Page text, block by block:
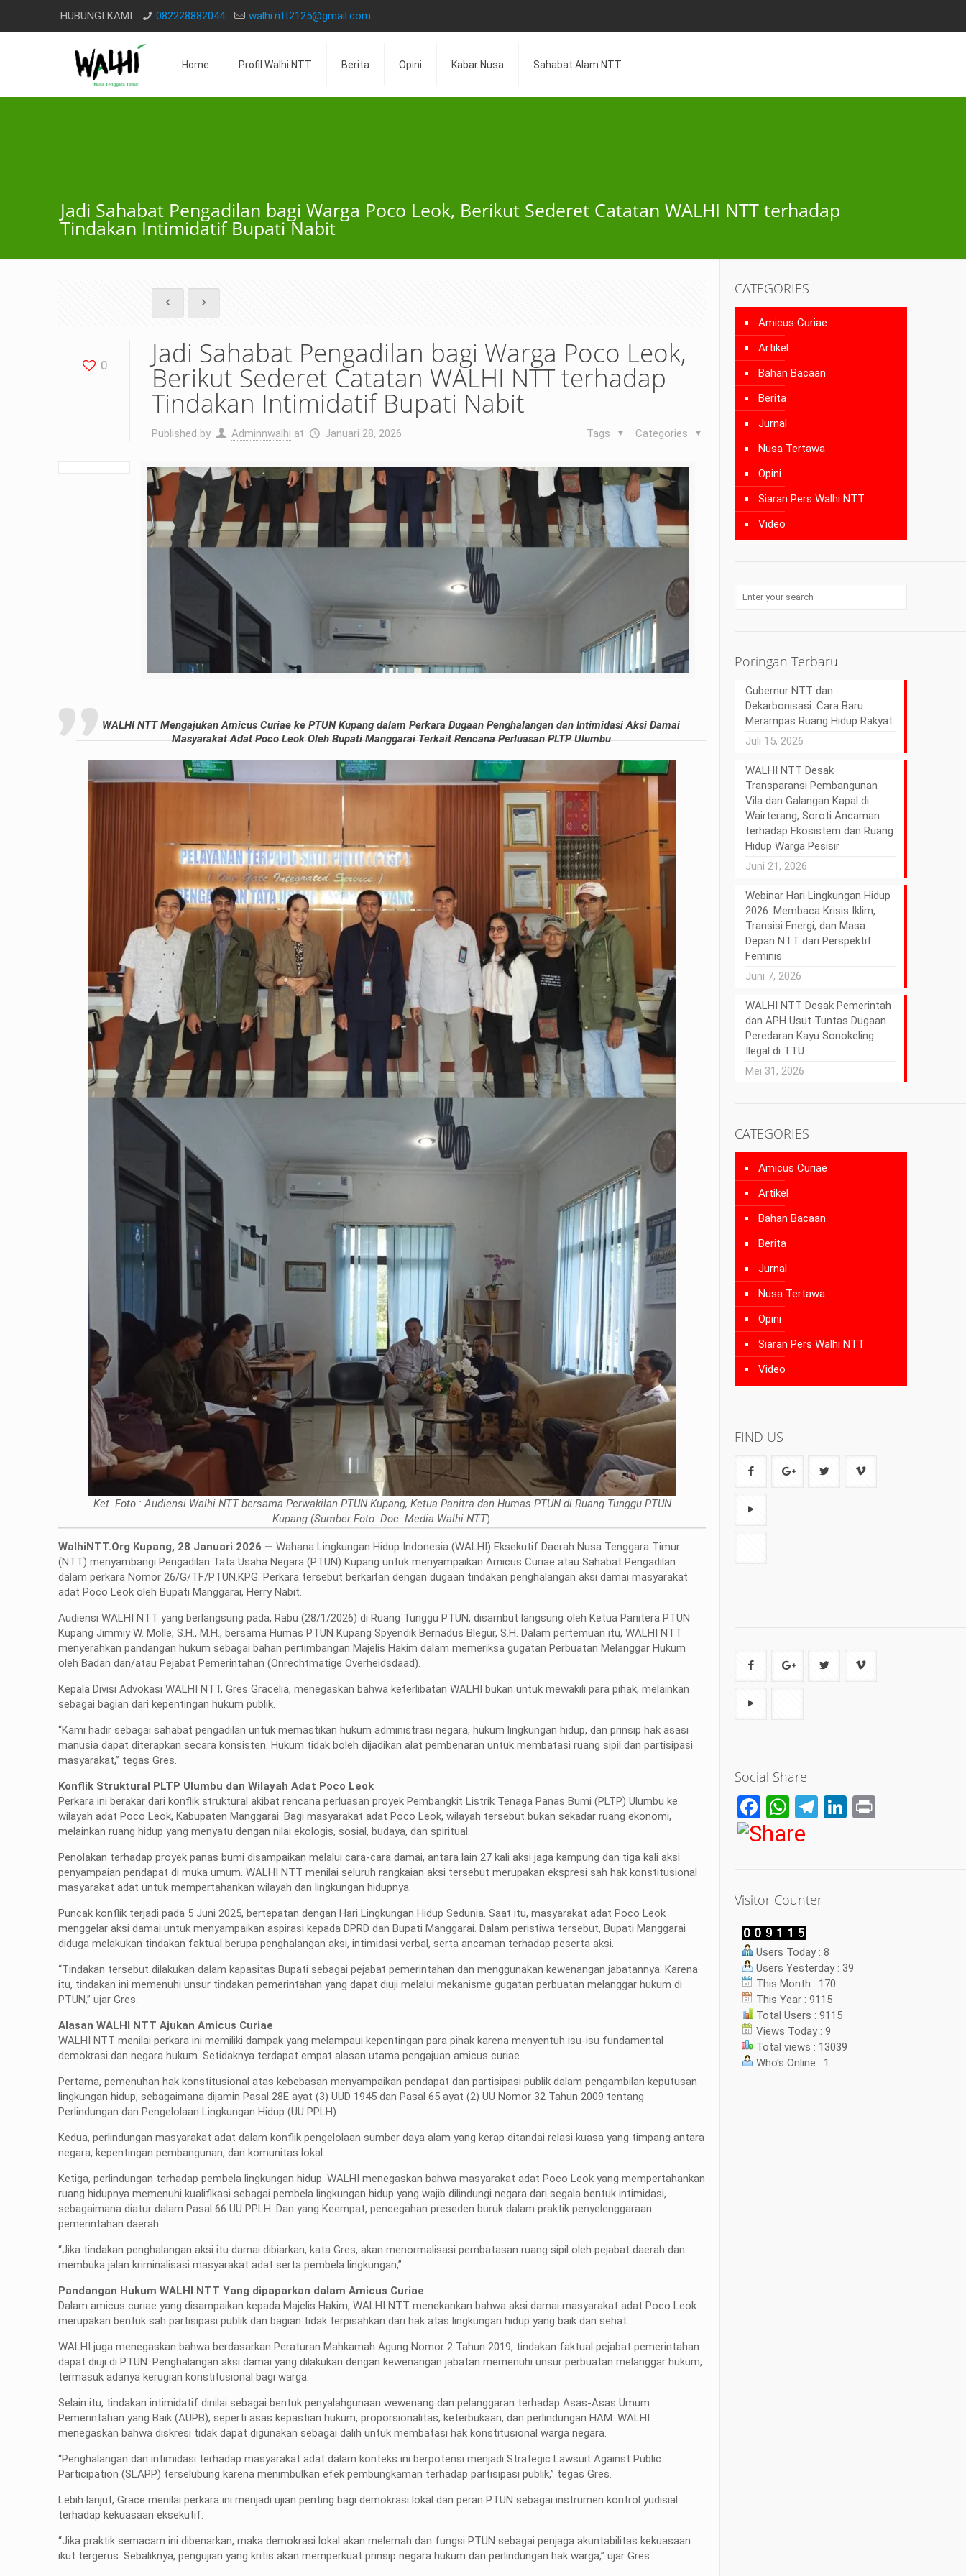
HUBUNGI KAMI 082228882044 walhi.ntt2125@gmail.com
Home Profil Walhi NTT Berita Opini Kabar Nusa Sahabat Alam NTT
Jadi Sahabat Pengadilan bagi Warga Poco Leok, Berikut Sederet Catatan WALHI NTT terhadap
Tindakan Intimidatif Bupati Nabit
0 Jadi Sahabat Pengadilan bagi Warga Poco Leok,
Berikut Sederet Catatan WALHI NTT terhadap
Tindakan Intimidatif Bupati Nabit
Published by Adminnwalhi at Januari 28, 2026 Categories
Tags
WALHI NTT Mengajukan Amicus Curiae ke PTUN Kupang dalam Perkara Dugaan Penghalangan dan Intimidasi Aksi Damai
Masyarakat Adat Poco Leok Oleh Bupati Manggarai Terkait Rencana Perluasan PLTP Ulumbu
Ket. Foto : Audiensi Walhi NTT bersama Perwakilan PTUN Kupang, Ketua Panitra dan Humas PTUN di Ruang Tunggu PTUN
Kupang (Sumber Foto: Doc. Media Walhi NTT).
WalhiNTT.Org Kupang, 28 Januari 2026 —Wahana Lingkungan Hidup Indonesia (WALHI) Eksekutif Daerah Nusa Tenggara Timur
(NTT) menyambangi Pengadilan Tata Usaha Negara (PTUN) Kupang untuk menyampaikan Amicus Curiae atau Sahabat Pengadilan
dalam perkara Nomor 26/G/TF/PTUN.KPG. Perkara tersebut berkaitan dengan dugaan tindakan penghalangan aksi damai masyarakat
adat Poco Leok oleh Bupati Manggarai, Herry Nabit.
Audiensi WALHI NTT yang berlangsung pada, Rabu (28/1/2026) di Ruang Tunggu PTUN, disambut langsung oleh Ketua Panitera PTUN
Kupang Jimmiy W. Molle, S.H., M.H., bersama Humas PTUN Kupang Spyendik Bernadus Blegur, S.H. Dalam pertemuan itu, WALHI NTT
menyerahkan pandangan hukum sebagai bahan pertimbangan Majelis Hakim dalam memeriksa gugatan Perbuatan Melanggar Hukum
oleh Badan dan/atau Pejabat Pemerintahan (Onrechtmatige Overheidsdaad).
Kepala Divisi Advokasi WALHI NTT, Gres Gracelia, menegaskan bahwa keterlibatan WALHI bukan untuk mewakili para pihak, melainkan
sebagai bagian dari kepentingan hukum publik.
“Kami hadir sebagai sahabat pengadilan untuk memastikan hukum administrasi negara, hukum lingkungan hidup, dan prinsip hak asasi
manusia dapat diterapkan secara konsisten. Hukum tidak boleh dijadikan alat pembenaran untuk membatasi ruang sipil dan partisipasi
masyarakat,” tegas Gres.
Konflik Struktural PLTP Ulumbu dan Wilayah Adat Poco Leok
Perkara ini berakar dari konflik struktural akibat rencana perluasan proyek Pembangkit Listrik Tenaga Panas Bumi (PLTP) Ulumbu ke
wilayah adat Poco Leok, Kabupaten Manggarai. Bagi masyarakat adat Poco Leok, wilayah tersebut bukan sekadar ruang ekonomi,
melainkan ruang hidup yang menyatu dengan nilai ekologis, sosial, budaya, dan spiritual.
Penolakan terhadap proyek panas bumi disampaikan melalui cara-cara damai, antara lain 27 kali aksi jaga kampung dan tiga kali aksi
penyampaian pendapat di muka umum. WALHI NTT menilai seluruh rangkaian aksi tersebut merupakan ekspresi sah hak konstitusional
masyarakat adat untuk mempertahankan wilayah dan lingkungan hidupnya.
Puncak konflik terjadi pada 5 Juni 2025, bertepatan dengan Hari Lingkungan Hidup Sedunia. Saat itu, masyarakat adat Poco Leok
menggelar aksi damai untuk menyampaikan aspirasi kepada DPRD dan Bupati Manggarai. Dalam peristiwa tersebut, Bupati Manggarai
diduga melakukan tindakan faktual berupa penghalangan aksi, intimidasi verbal, serta ancaman terhadap peserta aksi.
“Tindakan tersebut dilakukan dalam kapasitas Bupati sebagai pejabat pemerintahan dan menggunakan kewenangan jabatannya. Karena
itu, tindakan ini memenuhi unsur tindakan pemerintahan yang dapat diuji melalui mekanisme gugatan perbuatan melanggar hukum di
PTUN,” ujar Gres.
Alasan WALHI NTT Ajukan Amicus Curiae
WALHI NTT menilai perkara ini memiliki dampak yang melampaui kepentingan para pihak karena menyentuh isu-isu fundamental
demokrasi dan negara hukum. Setidaknya terdapat empat alasan utama pengajuan amicus curiae.
Pertama, pemenuhan hak konstitusional atas kebebasan menyampaikan pendapat dan partisipasi publik dalam pengambilan keputusan
lingkungan hidup, sebagaimana dijamin Pasal 28E ayat (3) UUD 1945 dan Pasal 65 ayat (2) UU Nomor 32 Tahun 2009 tentang
Perlindungan dan Pengelolaan Lingkungan Hidup (UU PPLH).
Kedua, perlindungan masyarakat adat dalam konflik pengelolaan sumber daya alam yang kerap ditandai relasi kuasa yang timpang antara
negara, kepentingan pembangunan, dan komunitas lokal.
Ketiga, perlindungan terhadap pembela lingkungan hidup. WALHI menegaskan bahwa masyarakat adat Poco Leok yang mempertahankan
ruang hidupnya memenuhi kualifikasi sebagai pembela lingkungan hidup yang wajib dilindungi negara dari segala bentuk intimidasi,
sebagaimana diatur dalam Pasal 66 UU PPLH. Dan yang Keempat, pencegahan preseden buruk dalam praktik penyelenggaraan
pemerintahan daerah.
“Jika tindakan penghalangan aksi itu damai dibiarkan, kata Gres, akan menormalisasi pembatasan ruang sipil oleh pejabat daerah dan
membuka jalan kriminalisasi masyarakat adat serta pembela lingkungan,”
Pandangan Hukum WALHI NTT Yang dipaparkan dalam Amicus Curiae
Dalam amicus curiae yang disampaikan kepada Majelis Hakim, WALHI NTT menekankan bahwa aksi damai masyarakat adat Poco Leok
merupakan bentuk sah partisipasi publik dan bagian tidak terpisahkan dari hak atas lingkungan hidup yang baik dan sehat.
WALHI juga menegaskan bahwa berdasarkan Peraturan Mahkamah Agung Nomor 2 Tahun 2019, tindakan faktual pejabat pemerintahan
dapat diuji di PTUN. Penghalangan aksi damai yang dilakukan dengan kewenangan jabatan memenuhi unsur perbuatan melanggar hukum,
termasuk adanya kerugian konstitusional bagi warga.
Selain itu, tindakan intimidatif dinilai sebagai bentuk penyalahgunaan wewenang dan pelanggaran terhadap Asas-Asas Umum
Pemerintahan yang Baik (AUPB), seperti asas kepastian hukum, proporsionalitas, keterbukaan, dan perlindungan HAM. WALHI
menegaskan bahwa diskresi tidak dapat digunakan sebagai dalih untuk membatasi hak konstitusional warga negara.
“Penghalangan dan intimidasi terhadap masyarakat adat dalam konteks ini berpotensi menjadi Strategic Lawsuit Against Public
Participation (SLAPP) terselubung karena menimbulkan efek pembungkaman terhadap partisipasi publik,” tegas Gres.
Lebih lanjut, Grace menilai perkara ini menjadi ujian penting bagi demokrasi lokal dan peran PTUN sebagai instrumen kontrol yudisial
terhadap kekuasaan eksekutif.
“Jika praktik semacam ini dibenarkan, maka demokrasi lokal akan melemah dan fungsi PTUN sebagai penjaga akuntabilitas kekuasaan
ikut tergerus. Sebaliknya, pengujian yang kritis akan memperkuat prinsip negara hukum dan perlindungan hak warga,” ujar Gres.
CATEGORIES
Amicus Curiae
Artikel
Bahan Bacaan
Berita
Jurnal
Nusa Tertawa
Opini
Siaran Pers Walhi NTT
Video
Poringan Terbaru
Gubernur NTT dan
Dekarbonisasi: Cara Baru
Merampas Ruang Hidup Rakyat
Juli 15, 2026
WALHI NTT Desak
Transparansi Pembangunan
Vila dan Galangan Kapal di
Wairterang, Soroti Ancaman
terhadap Ekosistem dan Ruang
Hidup Warga Pesisir
Juni 21, 2026
Webinar Hari Lingkungan Hidup
2026: Membaca Krisis Iklim,
Transisi Energi, dan Masa
Depan NTT dari Perspektif
Feminis
Juni 7, 2026
WALHI NTT Desak Pemerintah
dan APH Usut Tuntas Dugaan
Peredaran Kayu Sonokeling
Ilegal di TTU
Mei 31, 2026
CATEGORIES
Amicus Curiae
Artikel
Bahan Bacaan
Berita
Jurnal
Nusa Tertawa
Opini
Siaran Pers Walhi NTT
Video
FIND US
Social Share
Facebook
WhatsApp
Telegram
LinkedIn
Visitor Counter
Users Today : 8
Users Yesterday : 39
This Month : 170
This Year : 9115
Total Users : 9115
Views Today : 9
Total views : 13039
Who's Online : 1